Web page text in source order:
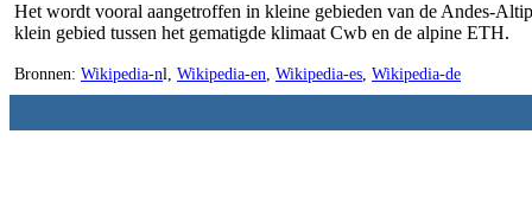
Het wordt vooral aangetroffen in kleine gebieden van de Andes-
klein gebied tussen het gematigde klimaat Cwb en de alpine ETH.
Bronnen: Wikipedia-nl, Wikipedia-en, Wikipedia-es, Wikipedia-de